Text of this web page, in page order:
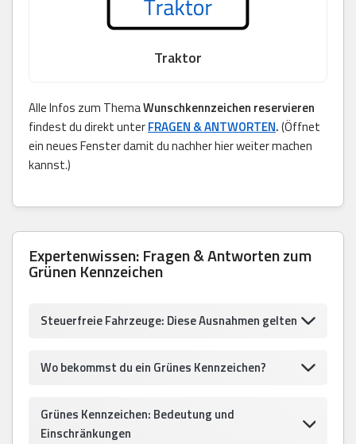
Traktor
Alle Infos zum ThemaWunschkennzeichen reservieren
findest du direkt unterFRAGEN & ANTWORTEN.(Öffnet
ein neues Fenster damit du nachher hier weiter machen
kannst.)
Expertenwissen: Fragen & Antworten zum
Grünen Kennzeichen
Steuerfreie Fahrzeuge: Diese Ausnahmen gelten
Wo bekommst du ein Grünes Kennzeichen?
Grünes Kennzeichen: Bedeutung und
Einschränkungen